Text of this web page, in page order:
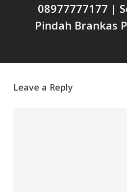
08977777177 |
Pindah Brankas
Leave a Reply